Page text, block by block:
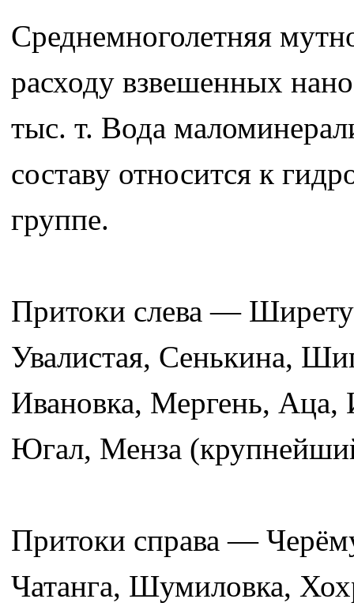
Среднемноголетняя
расходу взвешенных
тыс. т. Вода
составу относится к
группе.
Притоки слева —
Увалистая, Сенькина,
Ивановка, Мергень, Аца,
Югал, Менза
Притоки справа —
Чатанга, Шумиловка,